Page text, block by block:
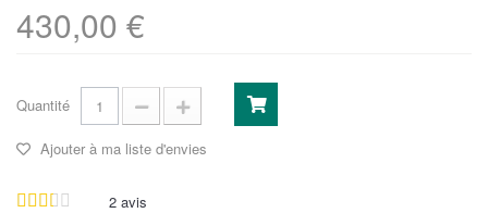
430,00 €
Quantité
Ajouter à ma liste d'envies
2 avis